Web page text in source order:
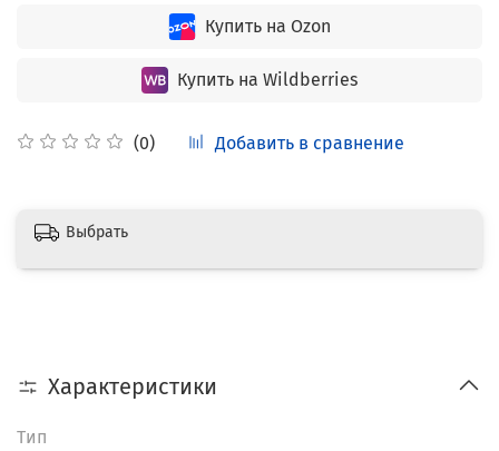
(0) Добавить в сравнение
Купить на Ozon
Купить на Wildberries
Выбрать
Характеристики
Тип